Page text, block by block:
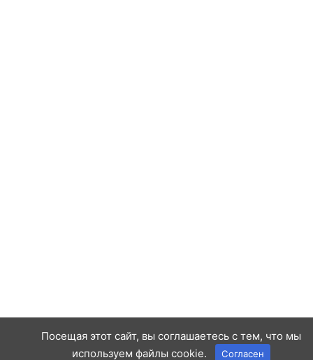
Посещая этот сайт, вы соглашаетесь с тем, что мы
используем файлы cookie.
Согласен